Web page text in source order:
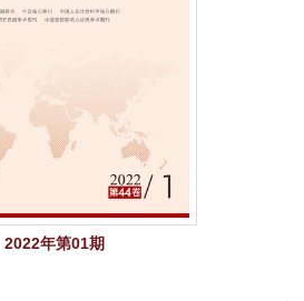
2022年第01期